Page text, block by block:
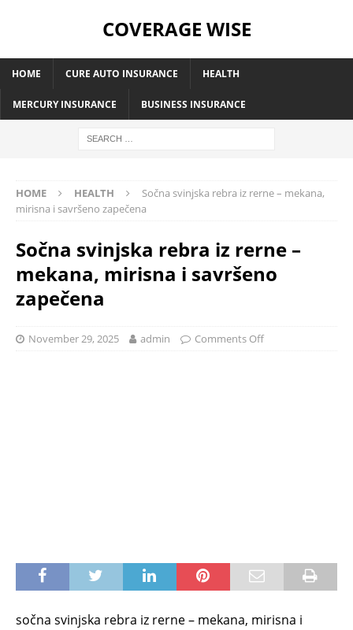
COVERAGE WISE
HOME CURE AUTO INSURANCE HEALTH
MERCURY INSURANCE BUSINESS INSURANCE
HOME HEALTH
Sočna svinjska rebra iz rerne – mekana,
mirisna i savršeno zapečena
Sočna svinjska rebra iz rerne –
mekana, mirisna i savršeno
zapečena
November 29, 2025 admin Comments Off
sočna svinjska rebra iz rerne – mekana, mirisna i